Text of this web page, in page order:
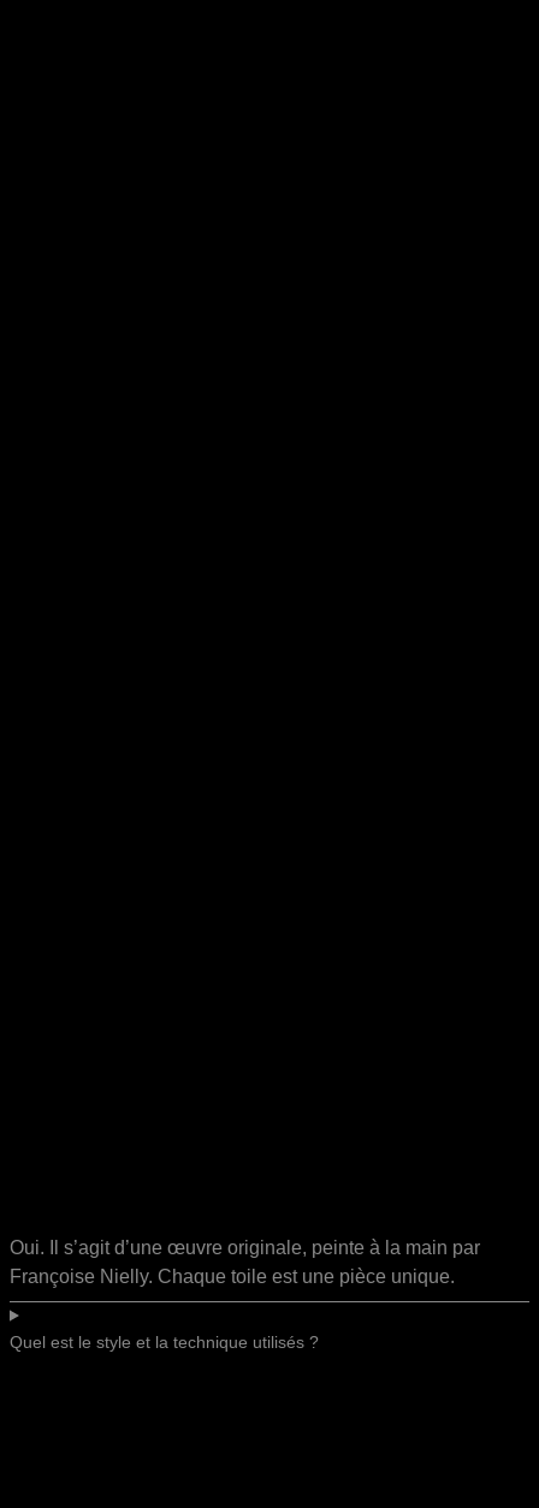
Oui. Il s’agit d’une œuvre originale, peinte à la main par
Françoise Nielly. Chaque toile est une pièce unique.
Quel est le style et la technique utilisés ?